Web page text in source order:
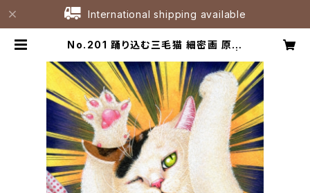
International shipping available
No.201 踊り込む三毛猫 細密画 原画
たなかひろこアトリエ